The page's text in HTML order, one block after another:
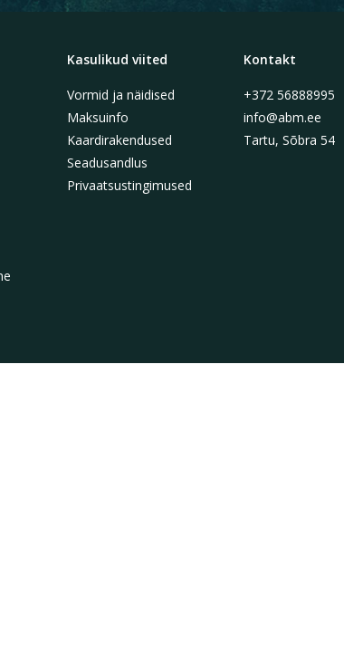
Kasulikud viited
Vormid ja näidised
Maksuinfo
Kaardirakendused
Seadusandlus
Privaatsustingimused
Kontakt
+372 56888995
info@abm.ee
Tartu, Sõbra 54